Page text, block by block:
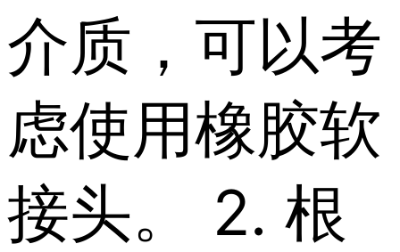
介质，可以考
虑使用橡胶软
接头。 2. 根